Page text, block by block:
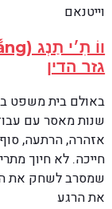
וייטנאם
גזר הדין
שנות מאסר עם
אזהרה, הרתעה,
חייכה. לא חיוך
שמסרב לשחק את
את הרגע